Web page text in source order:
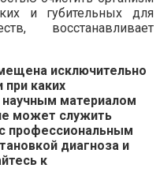
и губительных для
восстанавливает
исключительно
при каких
научным материалом
может служить
профессиональным
диагноза и
к